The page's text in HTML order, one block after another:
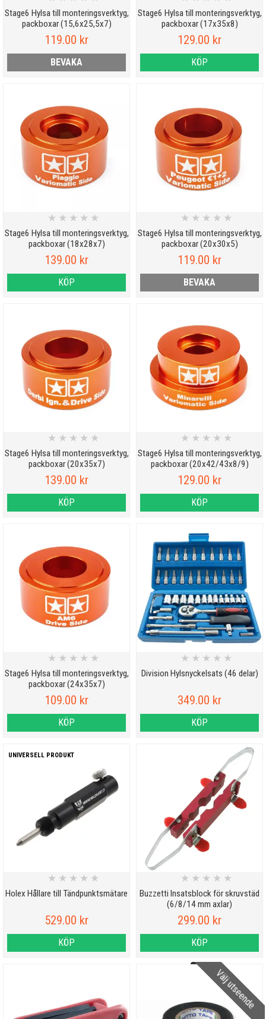
Stage6 Hylsa till monteringsverktyg,
packboxar (15,6x25,5x7)
119.00 kr
BEVAKA
Stage6 Hylsa till monteringsverktyg,
packboxar (17x35x8)
129.00 kr
KÖP
Stage6 Hylsa till monteringsverktyg,
packboxar (18x28x7)
★ ★ ★ ★ ★
139.00 kr
KÖP
Stage6 Hylsa till monteringsverktyg,
packboxar (20x30x5)
★ ★ ★ ★ ★
119.00 kr
BEVAKA
Stage6 Hylsa till monteringsverktyg,
packboxar (20x35x7)
★ ★ ★ ★ ★
139.00 kr
KÖP
Stage6 Hylsa till monteringsverktyg,
packboxar (20x42/43x8/9)
★ ★ ★ ★ ★
129.00 kr
KÖP
Stage6 Hylsa till monteringsverktyg,
packboxar (24x35x7)
★ ★ ★ ★ ★
109.00 kr
KÖP
Division Hylsnyckelsats (46 delar)
★ ★ ★ ★ ★
349.00 kr
KÖP
UNIVERSELL PRODUKT
Holex Hållare till Tändpunktsmätare
★ ★ ★ ★ ★
529.00 kr
KÖP
Buzzetti Insatsblock för skruvstäd
(6/8/14 mm axlar)
★ ★ ★ ★ ★
299.00 kr
KÖP
Välj utseende